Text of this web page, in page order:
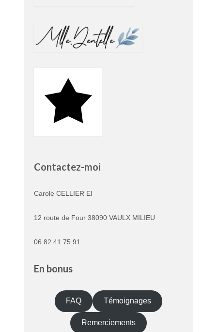
Contactez-moi
Carole CELLIER EI
12 route de Four 38090 VAULX MILIEU
06 82 41 75 91
En bonus
FAQ Témoignages
Remerciements